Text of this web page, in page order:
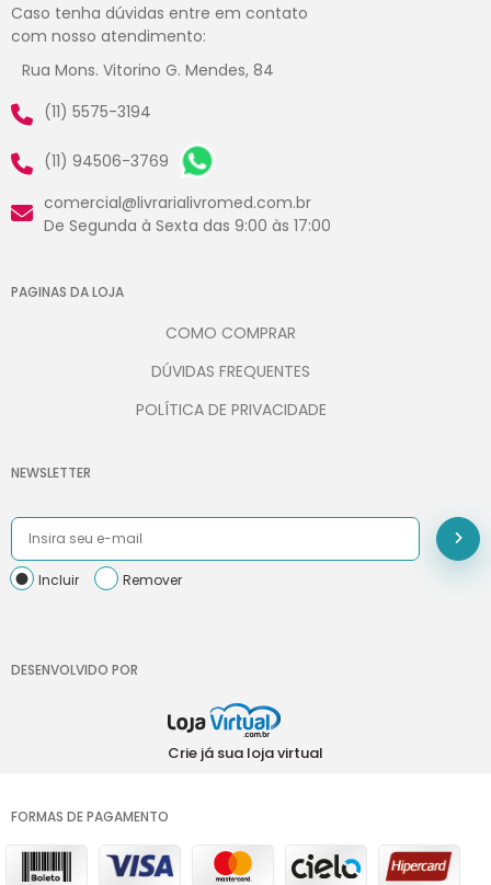
Caso tenha dúvidas entre em contato
com nosso atendimento:
Rua Mons. Vitorino G. Mendes, 84
(11) 5575-3194
(11) 94506-3769
comercial@livrarialivromed.com.br
De Segunda à Sexta das 9:00 às 17:00
PAGINAS DA LOJA
COMO COMPRAR
DÚVIDAS FREQUENTES
POLÍTICA DE PRIVACIDADE
NEWSLETTER
Incluir Remover
DESENVOLVIDO POR
Crie já sua loja virtual
FORMAS DE PAGAMENTO